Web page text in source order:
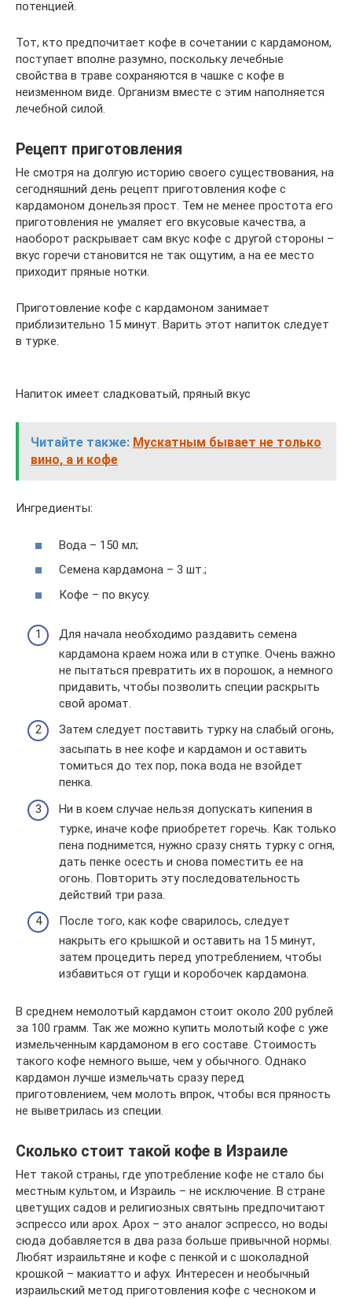
потенцией.
Тот, кто предпочитает кофе в сочетании с кардамоном,
поступает вполне разумно, поскольку лечебные
свойства в траве сохраняются в чашке с кофе в
неизменном виде. Организм вместе с этим наполняется
лечебной силой.
Рецепт приготовления
Не смотря на долгую историю своего существования, на
сегодняшний день рецепт приготовления кофе с
кардамоном донельзя прост. Тем не менее простота его
приготовления не умаляет его вкусовые качества, а
наоборот раскрывает сам вкус кофе с другой стороны –
вкус горечи становится не так ощутим, а на ее место
приходит пряные нотки.
Приготовление кофе с кардамоном занимает
приблизительно 15 минут. Варить этот напиток следует
в турке.
Напиток имеет сладковатый, пряный вкус
Читайте также: Мускатным бывает не только
вино, а и кофе
Ингредиенты:
Вода – 150 мл;
Семена кардамона – 3 шт.;
Кофе – по вкусу.
Для начала необходимо раздавить семена
кардамона краем ножа или в ступке. Очень важно
не пытаться превратить их в порошок, а немного
придавить, чтобы позволить специи раскрыть
свой аромат.
Затем следует поставить турку на слабый огонь,
засыпать в нее кофе и кардамон и оставить
томиться до тех пор, пока вода не взойдет
пенка.
Ни в коем случае нельзя допускать кипения в
турке, иначе кофе приобретет горечь. Как только
пена поднимется, нужно сразу снять турку с огня,
дать пенке осесть и снова поместить ее на
огонь. Повторить эту последовательность
действий три раза.
После того, как кофе сварилось, следует
накрыть его крышкой и оставить на 15 минут,
затем процедить перед употреблением, чтобы
избавиться от гущи и коробочек кардамона.
В среднем немолотый кардамон стоит около 200 рублей
за 100 грамм. Так же можно купить молотый кофе с уже
измельченным кардамоном в его составе. Стоимость
такого кофе немного выше, чем у обычного. Однако
кардамон лучше измельчать сразу перед
приготовлением, чем молоть впрок, чтобы вся пряность
не выветрилась из специи.
Сколько стоит такой кофе в Израиле
Нет такой страны, где употребление кофе не стало бы
местным культом, и Израиль – не исключение. В стране
цветущих садов и религиозных святынь предпочитают
эспрессо или арох. Арох – это аналог эспрессо, но воды
сюда добавляется в два раза больше привычной нормы.
Любят израильтяне и кофе с пенкой и с шоколадной
крошкой – макиатто и афух. Интересен и необычный
израильский метод приготовления кофе с чесноком и